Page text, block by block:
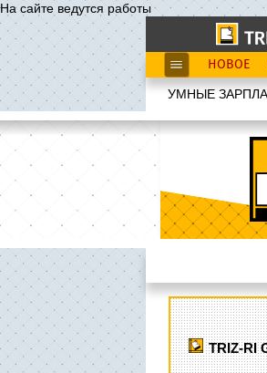
На сайте ведутся работы
НОВОЕ
УМНЫЕ
TRIZ-RI